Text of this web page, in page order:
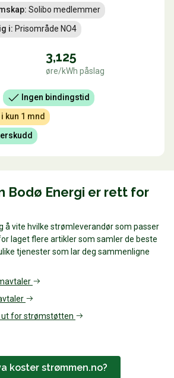
Solibo medlemmer
i: Prisområde NO4
3,125
øre/kWh påslag
Ingen bindingstid
kun 1 mnd
Bodø Energi er rett for
å vite hvilke strømleverandør som passer
laget flere artikler som samler de beste
tjenester som lar deg sammenligne
ut for strømstøtten
koster strømmen.no?